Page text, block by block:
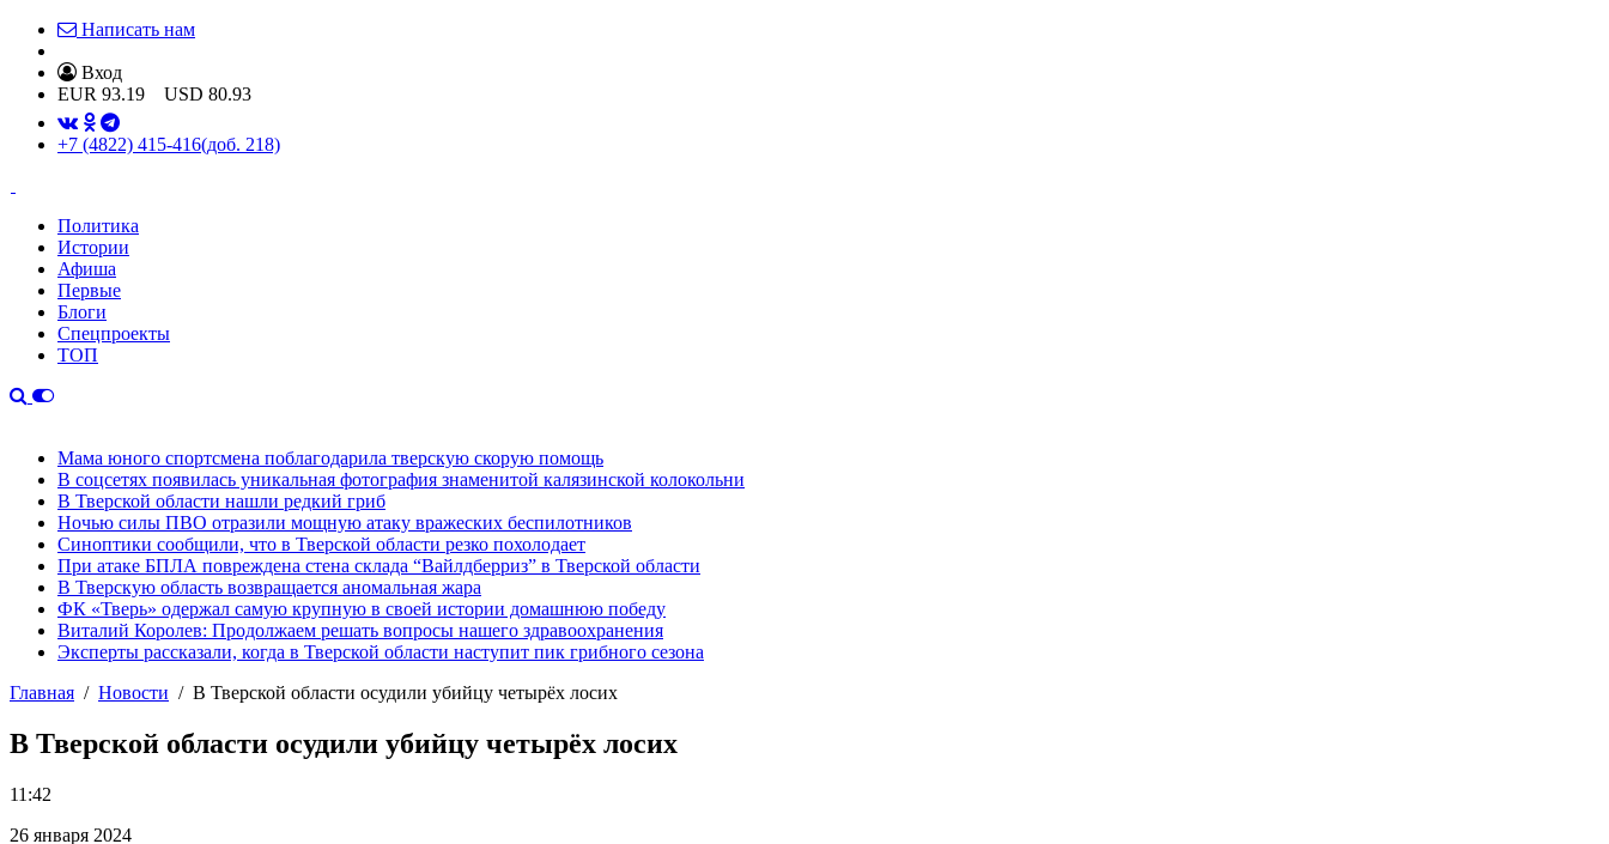
Написать нам
Вход
EUR 93.19 USD 80.93
+7 (4822) 415-416(доб. 218)
Политика
Истории
Афиша
Первые
Блоги
Спецпроекты
ТОП
Мама юного спортсмена поблагодарила тверскую скорую помощь
В соцсетях появилась уникальная фотография знаменитой калязинской колокольни
В Тверской области нашли редкий гриб
Ночью силы ПВО отразили мощную атаку вражеских беспилотников
Синоптики сообщили, что в Тверской области резко похолодает
При атаке БПЛА повреждена стена склада “Вайлдберриз” в Тверской области
В Тверскую область возвращается аномальная жара
ФК «Тверь» одержал самую крупную в своей истории домашнюю победу
Виталий Королев: Продолжаем решать вопросы нашего здравоохранения
Эксперты рассказали, когда в Тверской области наступит пик грибного сезона
Главная
Новости В Тверской области осудили убийцу четырёх лосих
В Тверской области осудили убийцу четырёх лосих
11:42
26 января 2024